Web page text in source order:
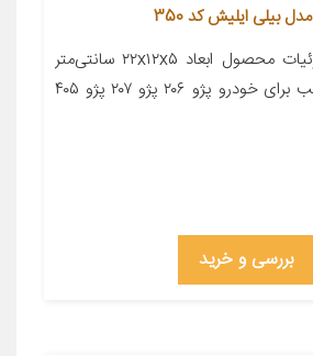
بیلی ایلیش کد 350
معرفی محصول جزئیات محصول ابعاد ۲۲x۱۲x۵ سانتی‌متر
جنس ویسکوز مناسب برای خودرو پژو ۲۰۶ پژو ۲۰۷ پژو ۴۰۵
بررسی و خرید